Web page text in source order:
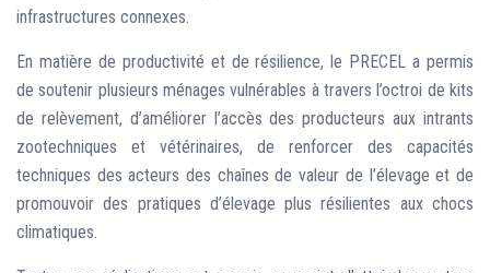
infrastructures connexes.
En matière de productivité et de résilience, le PRECEL a permis
de soutenir plusieurs ménages vulnérables à travers l’octroi de kits
de relèvement, d’améliorer l’accès des producteurs aux intrants
zootechniques et vétérinaires, de renforcer des capacités
techniques des acteurs des chaînes de valeur de l’élevage et de
promouvoir des pratiques d’élevage plus résilientes aux chocs
climatiques.